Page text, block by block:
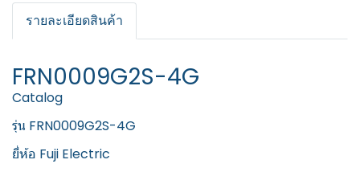
รายละเอียดสินค้า
FRN0009G2S-4G
Catalog
รุ่น FRN0009G2S-4G
ยี่ห้อ Fuji Electric